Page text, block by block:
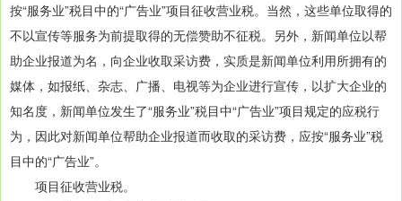
按“服务业”税目中的“广告业”项目征收营业税。当然，这些单位取得的
不以宣传等服务为前提取得的无偿赞助不征税。另外，新闻单位以帮
助企业报道为名，向企业收取采访费，实质是新闻单位利用所拥有的
媒体，如报纸、杂志、广播、电视等为企业进行宣传，以扩大企业的
知名度，新闻单位发生了“服务业”税目中“广告业”项目规定的应税行
为，因此对新闻单位帮助企业报道而收取的采访费，应按“服务业”税
目中的“广告业”。
项目征收营业税。